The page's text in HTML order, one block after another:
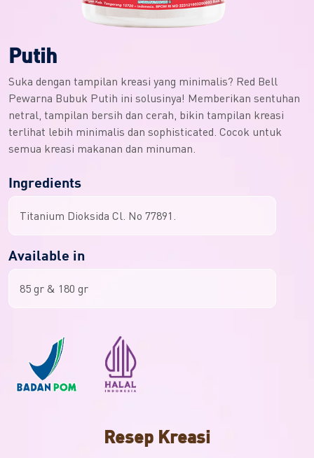
Putih
Suka dengan tampilan kreasi yang minimalis? Red Bell
Pewarna Bubuk Putih ini solusinya! Memberikan sentuhan
netral, tampilan bersih dan cerah, bikin tampilan kreasi
terlihat lebih minimalis dan sophisticated. Cocok untuk
semua kreasi makanan dan minuman.
Ingredients
Titanium Dioksida Cl. No 77891.
Available in
85 gr & 180 gr
Resep Kreasi